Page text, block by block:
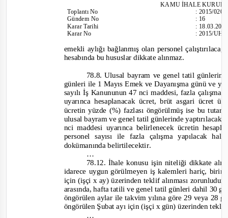
KAMU İHALE
ToplantıNo
Gündem No
Karar Tarihi
Karar No
:2015/020
: 16
:
:2015/
emekli aylığı bağlanmış olan personel
hesabında bu hususlar dikkate alınmaz.
78.8. Ulusal bayram ve genel tatil
günleri ile 1 Mayıs Emek ve Dayanışma günü ve
sayılı İş Kanununun 47 nci maddesi, fazla
uyarınca hesaplanacak ücret, brüt asgari ücret
ücretin yüzde (%) fazlası öngörülmüş ise bu tutar
ulusal bayram ve genel tatil günlerinde yaptırılacak
nci maddesi uyarınca belirlenecek ücretin
personel sayısı ile fazla çalışma yapılacak
dokümanında belirtilecektir.
…
78.12. İhale konusu işin niteliği dikkate
idarece uygun görülmeyen iş kalemleri hariç,
için (işçi x ay) üzerinden teklif alınması
arasında, hafta tatili ve genel tatil günleri dahil 30
öngörülen aylar ile takvim yılına göre 29 veya 28
öngörülen Şubat ayı için (işçi x gün) üzerinden teklif
…